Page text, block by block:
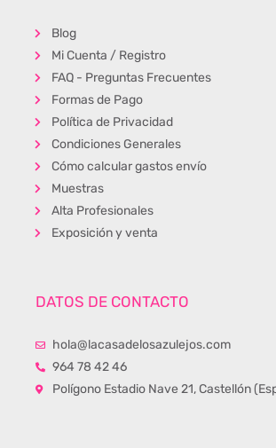
Blog
Mi Cuenta / Registro
FAQ - Preguntas Frecuentes
Formas de Pago
Política de Privacidad
Condiciones Generales
Cómo calcular gastos envío
Muestras
Alta Profesionales
Exposición y venta
DATOS DE CONTACTO
hola@lacasadelosazulejos.com
964 78 42 46
Polígono Estadio Nave 21, Castellón